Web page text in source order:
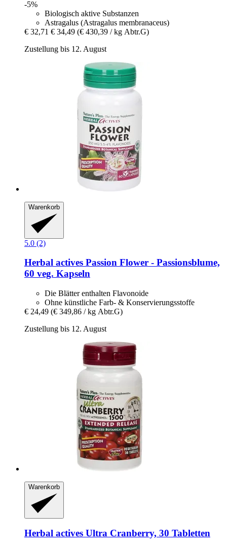
-5%
Biologisch aktive Substanzen
Astragalus (Astragalus membranaceus)
€ 32,71 € 34,49 (€ 430,39 / kg Abtr.G)
Zustellung bis 12. August
Warenkorb
5.0 (2)
Herbal actives Passion Flower -​ Passionsblume,
60 veg. Kapseln
Die Blätter enthalten Flavonoide
Ohne künstliche Farb- & Konservierungsstoffe
€ 24,49 (€ 349,86 / kg Abtr.G)
Zustellung bis 12. August
Warenkorb
Herbal actives Ultra Cranberry, 30 Tabletten